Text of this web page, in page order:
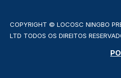
COPYRIGHT © LOCOSC NINGBO
LTD TODOS OS DIREITOS